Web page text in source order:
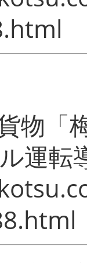
物「
運転